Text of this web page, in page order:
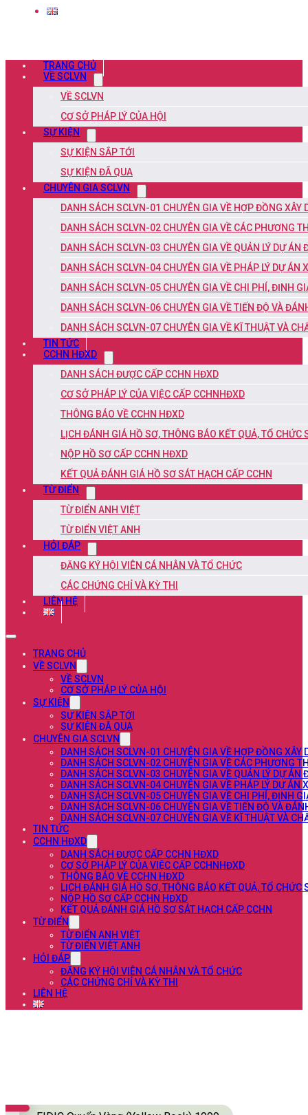
TRANG CHỦ
VỀ SCLVN
VỀ SCLVN
CƠ SỞ PHÁP LÝ CỦA HỘI
SỰ KIỆN
SỰ KIỆN SẮP TỚI
SỰ KIỆN ĐÃ QUA
CHUYÊN GIA SCLVN
DANH SÁCH SCLVN-01 CHUYÊN GIA VỀ HỢP ĐỒNG XÂY
DANH SÁCH SCLVN-02 CHUYÊN GIA VỀ CÁC PHƯƠNG
DANH SÁCH SCLVN-03 CHUYÊN GIA VỀ QUẢN LÝ DỰ ÁN
DANH SÁCH SCLVN-04 CHUYÊN GIA VỀ PHÁP LÝ DỰ ÁN
DANH SÁCH SCLVN-05 CHUYÊN GIA VỀ CHI PHÍ, ĐỊNH
DANH SÁCH SCLVN-06 CHUYÊN GIA VỀ TIẾN ĐỘ VÀ
DANH SÁCH SCLVN-07 CHUYÊN GIA VỀ KĨ THUẬT VÀ
TIN TỨC
CCHN HĐXD
DANH SÁCH ĐƯỢC CẤP CCHN HĐXD
CƠ SỞ PHÁP LÝ CỦA VIỆC CẤP CCHNHĐXD
THÔNG BÁO VỀ CCHN HĐXD
LỊCH ĐÁNH GIÁ HỒ SƠ, THÔNG BÁO KẾT QUẢ, TỔ CHỨC
NỘP HỒ SƠ CẤP CCHN HĐXD
KẾT QUẢ ĐÁNH GIÁ HỒ SƠ SÁT HẠCH CẤP CCHN
TỪ ĐIỂN
TỪ ĐIỂN ANH VIỆT
TỪ ĐIỂN VIỆT ANH
HỎI ĐÁP
ĐĂNG KÝ HỘI VIÊN CÁ NHÂN VÀ TỔ CHỨC
CÁC CHỨNG CHỈ VÀ KỲ THI
LIÊN HỆ
TRANG CHỦ
VỀ SCLVN
VỀ SCLVN
CƠ SỞ PHÁP LÝ CỦA HỘI
SỰ KIỆN
SỰ KIỆN SẮP TỚI
SỰ KIỆN ĐÃ QUA
CHUYÊN GIA SCLVN
DANH SÁCH SCLVN-01 CHUYÊN GIA VỀ HỢP ĐỒNG XÂY
DANH SÁCH SCLVN-02 CHUYÊN GIA VỀ CÁC PHƯƠNG
DANH SÁCH SCLVN-03 CHUYÊN GIA VỀ QUẢN LÝ DỰ ÁN
DANH SÁCH SCLVN-04 CHUYÊN GIA VỀ PHÁP LÝ DỰ ÁN
DANH SÁCH SCLVN-05 CHUYÊN GIA VỀ CHI PHÍ, ĐỊNH
DANH SÁCH SCLVN-06 CHUYÊN GIA VỀ TIẾN ĐỘ VÀ
DANH SÁCH SCLVN-07 CHUYÊN GIA VỀ KĨ THUẬT VÀ
TIN TỨC
CCHN HĐXD
DANH SÁCH ĐƯỢC CẤP CCHN HĐXD
CƠ SỞ PHÁP LÝ CỦA VIỆC CẤP CCHNHĐXD
THÔNG BÁO VỀ CCHN HĐXD
LỊCH ĐÁNH GIÁ HỒ SƠ, THÔNG BÁO KẾT QUẢ, TỔ CHỨC
NỘP HỒ SƠ CẤP CCHN HĐXD
KẾT QUẢ ĐÁNH GIÁ HỒ SƠ SÁT HẠCH CẤP CCHN
TỪ ĐIỂN
TỪ ĐIỂN ANH VIỆT
TỪ ĐIỂN VIỆT ANH
HỎI ĐÁP
ĐĂNG KÝ HỘI VIÊN CÁ NHÂN VÀ TỔ CHỨC
CÁC CHỨNG CHỈ VÀ KỲ THI
LIÊN HỆ